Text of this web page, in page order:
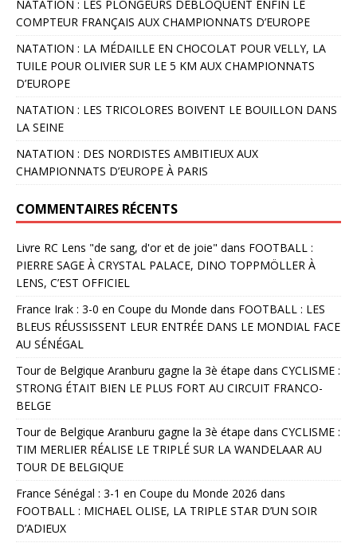
NATATION : LES PLONGEURS DÉBLOQUENT ENFIN LE
COMPTEUR FRANÇAIS AUX CHAMPIONNATS D’EUROPE
NATATION : LA MÉDAILLE EN CHOCOLAT POUR VELLY, LA
TUILE POUR OLIVIER SUR LE 5 KM AUX CHAMPIONNATS
D’EUROPE
NATATION : LES TRICOLORES BOIVENT LE BOUILLON DANS
LA SEINE
NATATION : DES NORDISTES AMBITIEUX AUX
CHAMPIONNATS D’EUROPE À PARIS
COMMENTAIRES RÉCENTS
Livre RC Lens "de sang, d'or et de joie" dans FOOTBALL :
PIERRE SAGE À CRYSTAL PALACE, DINO TOPPMÖLLER À
LENS, C’EST OFFICIEL
France Irak : 3-0 en Coupe du Monde dans FOOTBALL : LES
BLEUS RÉUSSISSENT LEUR ENTRÉE DANS LE MONDIAL FACE
AU SÉNÉGAL
Tour de Belgique Aranburu gagne la 3è étape dans CYCLISME :
STRONG ÉTAIT BIEN LE PLUS FORT AU CIRCUIT FRANCO-
BELGE
Tour de Belgique Aranburu gagne la 3è étape dans CYCLISME :
TIM MERLIER RÉALISE LE TRIPLÉ SUR LA WANDELAAR AU
TOUR DE BELGIQUE
France Sénégal : 3-1 en Coupe du Monde 2026 dans
FOOTBALL : MICHAEL OLISE, LA TRIPLE STAR D’UN SOIR
D’ADIEUX